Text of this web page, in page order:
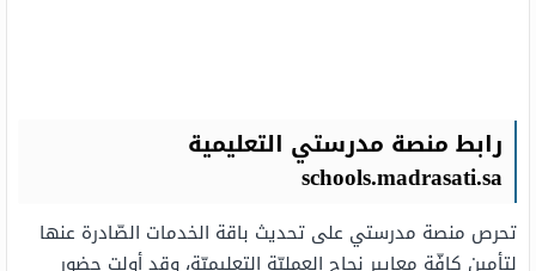
رابط منصة مدرستي التعليمية
schools.madrasati.sa
تحرص منصة مدرستي على تحديث باقة الخدمات الصّادرة عنها
لتأمين كافّة معايير نجاح العمليّة التعليميّة، وقد أولت حضور